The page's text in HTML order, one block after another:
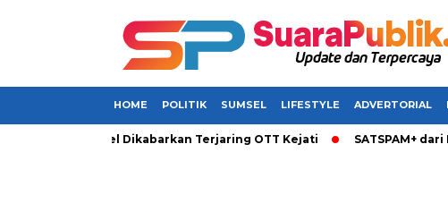
HOME POLITIK SUMSEL LIFESTYLE ADVERTORIAL
di Sumsel Dikabarkan Terjaring OTT Kejati SATSPAM+ dari